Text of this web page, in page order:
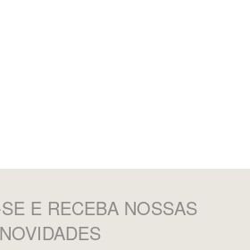
E RECEBA NOSSAS
NOVIDADES